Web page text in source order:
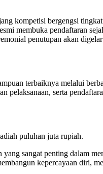
kompetisi bergengsi
membuka pendaftaran
penutupan akan
terbaiknya melalui
pelaksanaan, serta
puluhan juta rupiah.
sangat penting dalam
kepercayaan diri,